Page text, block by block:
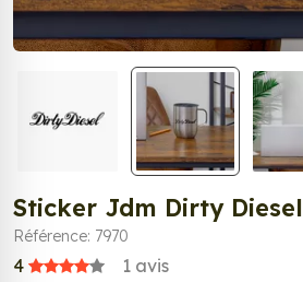
Sticker Jdm Dirty Diesel
Référence: 7970
4 1 avis